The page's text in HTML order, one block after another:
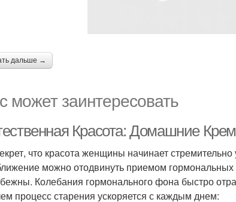
дальше →
может заинтересовать
Красота: Домашние
что красота женщины начинает
можно отодвинуть приемом гормональных
Колебания гормонального фона быстро
процесс старения ускоряется с каждым днем: